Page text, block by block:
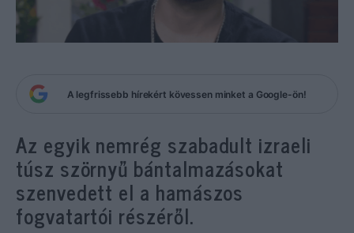
A legfrissebb hírekért kövessen minket a Google-ön!
Az egyik nemrég szabadult izraeli
túsz szörnyű bántalmazásokat
szenvedett el a hamászos
fogvatartói részéről.